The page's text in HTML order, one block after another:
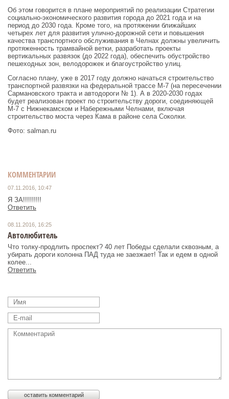
Об этом говорится в плане мероприятий по реализации Стратегии
социально-экономического развития города до 2021 года и на
период до 2030 года. Кроме того, на протяжении ближайших
четырех лет для развития улично-дорожной сети и повышения
качества транспортного обслуживания в Челнах должны увеличить
протяженность трамвайной ветки, разработать проекты
вертикальных развязок (до 2022 года), обеспечить обустройство
пешеходных зон, велодорожек и благоустройство улиц.
Согласно плану, уже в 2017 году должно начаться строительство
транспортной развязки на федеральной трассе М-7 (на пересечении
Сармановского тракта и автодороги № 1). А в 2020-2030 годах
будет реализован проект по строительству дороги, соединяющей
М-7 с Нижнекамском и Набережными Челнами, включая
строительство моста через Кама в районе села Соколки.
Фото: salman.ru
КОММЕНТАРИИ
07.11.2016, 10:47
Я ЗА!!!!!!!!!
Ответить
08.11.2016, 16:25
Автолюбитель
Что толку-продлить проспект? 40 лет Победы сделали сквозным, а
убирать дороги колонна ПАД туда не заезжает! Так и едем в одной
колее...
Ответить